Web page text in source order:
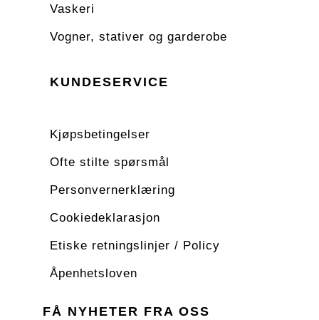
Vaskeri
Vogner, stativer og garderobe
KUNDESERVICE
Kjøpsbetingelser
Ofte stilte spørsmål
Personvernerklæring
Cookiedeklarasjon
Etiske retningslinjer / Policy
Åpenhetsloven
FÅ NYHETER FRA OSS